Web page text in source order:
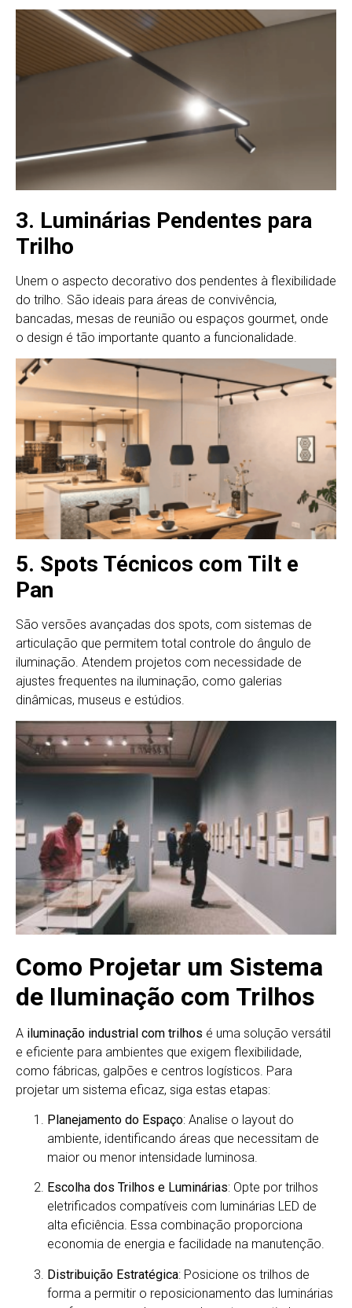
3. Luminárias Pendentes para
Trilho
Unem o aspecto decorativo dos pendentes à flexibilidade
do trilho. São ideais para áreas de convivência,
bancadas, mesas de reunião ou espaços gourmet, onde
o design é tão importante quanto a funcionalidade.
5. Spots Técnicos com Tilt e
Pan
São versões avançadas dos spots, com sistemas de
articulação que permitem total controle do ângulo de
iluminação. Atendem projetos com necessidade de
ajustes frequentes na iluminação, como galerias
dinâmicas, museus e estúdios.
Como Projetar um Sistema
de Iluminação com Trilhos
A iluminação industrial com trilhos é uma solução versátil
e eficiente para ambientes que exigem flexibilidade,
como fábricas, galpões e centros logísticos. Para
projetar um sistema eficaz, siga estas etapas:
Planejamento do Espaço: Analise o layout do
ambiente, identificando áreas que necessitam de
maior ou menor intensidade luminosa.
Escolha dos Trilhos e Luminárias: Opte por trilhos
eletrificados compatíveis com luminárias LED de
alta eficiência. Essa combinação proporciona
economia de energia e facilidade na manutenção.
Distribuição Estratégica: Posicione os trilhos de
forma a permitir o reposicionamento das luminárias